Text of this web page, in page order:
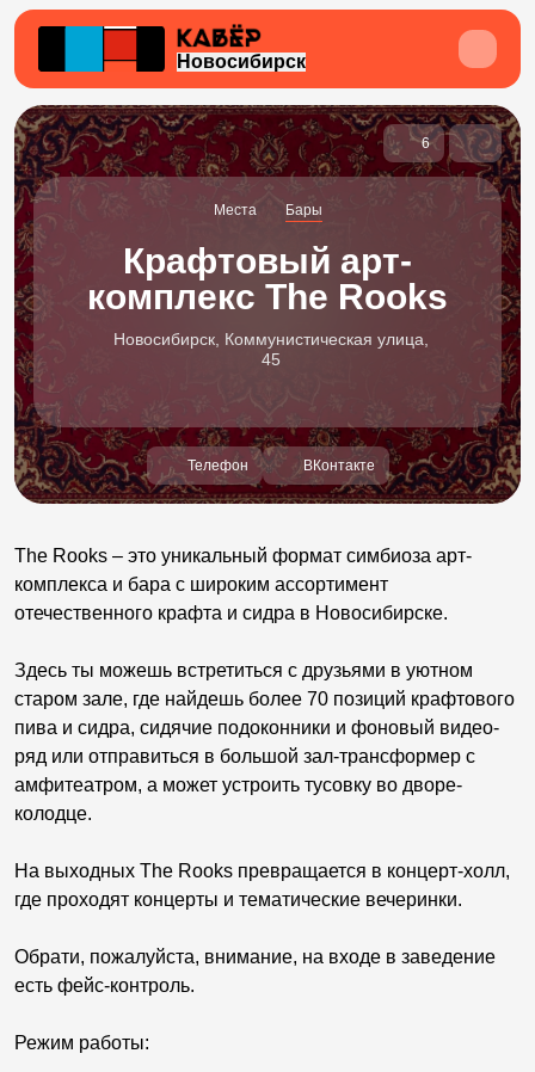
Новосибирск
6
Места Бары
Крафтовый арт-
комплекс The Rooks
Новосибирск, Коммунистическая улица,
45
Телефон ВКонтакте
The Rooks – это уникальный формат симбиоза арт-
комплекса и бара с широким ассортимент
отечественного крафта и сидра в Новосибирске.
Здесь ты можешь встретиться с друзьями в уютном
старом зале, где найдешь более 70 позиций крафтового
пива и сидра, сидячие подоконники и фоновый видео-
ряд или отправиться в большой зал-трансформер с
амфитеатром, а может устроить тусовку во дворе-
колодце.
На выходных The Rooks превращается в концерт-холл,
где проходят концерты и тематические вечеринки.
Обрати, пожалуйста, внимание, на входе в заведение
есть фейс-контроль.
Режим работы: